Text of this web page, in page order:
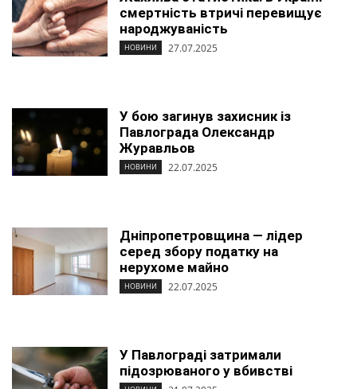
смертність втричі перевищує
народжуваність
НОВИНИ 27.07.2025
У бою загинув захисник із
Павлограда Олександр
Журавльов
НОВИНИ 22.07.2025
Дніпропетровщина ― лідер
серед збору податку на
нерухоме майно
НОВИНИ 22.07.2025
У Павлограді затримали
підозрюваного у вбивстві